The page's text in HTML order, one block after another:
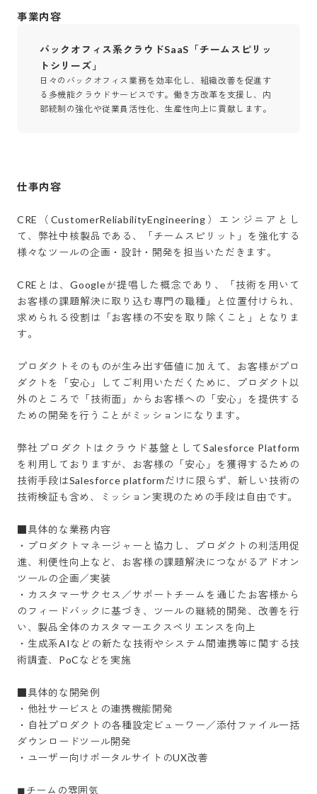
事業内容
バックオフィス系クラウドSaaS「チームスピリッ
トシリーズ」
日々のバックオフィス業務を効率化し、組織改善を促進す
る多機能クラウドサービスです。働き方改革を支援し、内
部統制の強化や従業員活性化、生産性向上に貢献します。
仕事内容
CRE（CustomerReliabilityEngineering）エンジニアとし
て、弊社中核製品である、「チームスピリット」を強化する
様々なツールの企画・設計・開発を担当いただきます。
CREとは、Googleが提唱した概念であり、「技術を用いて
お客様の課題解決に取り込む専門の職種」と位置付けられ、
求められる役割は「お客様の不安を取り除くこと」となりま
す。
プロダクトそのものが生み出す価値に加えて、お客様がプロ
ダクトを「安心」してご利用いただくために、プロダクト以
外のところで「技術面」からお客様への「安心」を提供する
ための開発を行うことがミッションになります。
弊社プロダクトはクラウド基盤としてSalesforce Platform
を利用しておりますが、お客様の「安心」を獲得するための
技術手段はSalesforce platformだけに限らず、新しい技術の
技術検証も含め、ミッション実現のための手段は自由です。
■具体的な業務内容
・プロダクトマネージャーと協力し、プロダクトの利活用促
進、利便性向上など、お客様の課題解決につながるアドオン
ツールの企画／実装
・カスタマーサクセス／サポートチームを通じたお客様から
のフィードバックに基づき、ツールの継続的開発、改善を行
い、製品全体のカスタマーエクスペリエンスを向上
・生成系AIなどの新たな技術やシステム間連携等に関する技
術調査、PoCなどを実施
■具体的な開発例
・他社サービスとの連携機能開発
・自社プロダクトの各種設定ビューワー／添付ファイル一括
ダウンロードツール開発
・ユーザー向けポータルサイトのUX改善
◼︎チームの雰囲気